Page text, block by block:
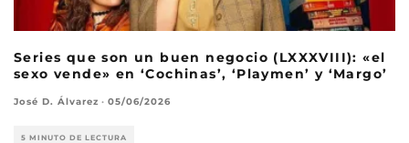
Series que son un buen negocio (LXXXVIII): «el
sexo vende» en ‘Cochinas’, ‘Playmen’ y ‘Margo’
José D. Álvarez · 05/06/2026
5 MINUTO DE LECTURA